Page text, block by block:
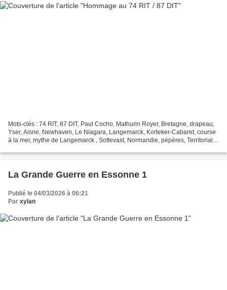
Mots-clés : 74 RIT, 87 DIT, Paul Cocho, Mathurin Royer, Bretagne, drapeau,
Yser, Aisne, Newhaven, Le Niagara, Langemarck, Korteker-Cabaret, course
à la mer, mythe de Langemarck , Sottevast, Normandie, pépères, Territoriale,
La Grande Guerre en Essonne 1
Publié le 04/03/2026 à 06:21
Par xylan